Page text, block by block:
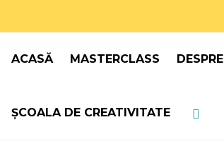
ACASĂ MASTERCLASS DESPRE
ȘCOALA DE CREATIVITATE